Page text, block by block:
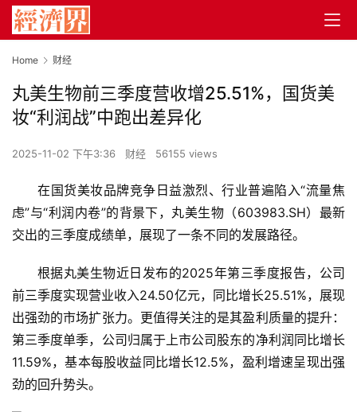
Home 财经
丸美生物前三季度营收增25.51%，国货美
妆“利润战”中跑出差异化
2025-11-02 下午3:36 财经 56155 views
在国货美妆品牌竞争日益激烈、行业普遍陷入“流量焦
虑”与“利润内卷”的背景下，丸美生物（603983.SH）最新
交出的三季度成绩单，展现了一条不同的发展路径。
根据丸美生物近日发布的2025年第三季度报告，公司
前三季度实现营业收入24.50亿元，同比增长25.51%，展现
出强劲的市场扩张力。更值得关注的是其盈利质量的提升：
第三季度单季，公司归属于上市公司股东的净利润同比增长
11.59%，基本每股收益同比增长12.5%，盈利增速呈现出强
劲的回升势头。